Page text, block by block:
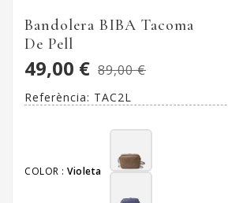
Bandolera BIBA Tacoma
De Pell
49,00 € 89,00 €
Referència: TAC2L
COLOR : Violeta